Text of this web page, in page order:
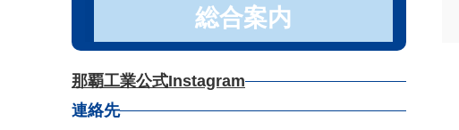
総合案内
那覇工業公式Instagram
連絡先